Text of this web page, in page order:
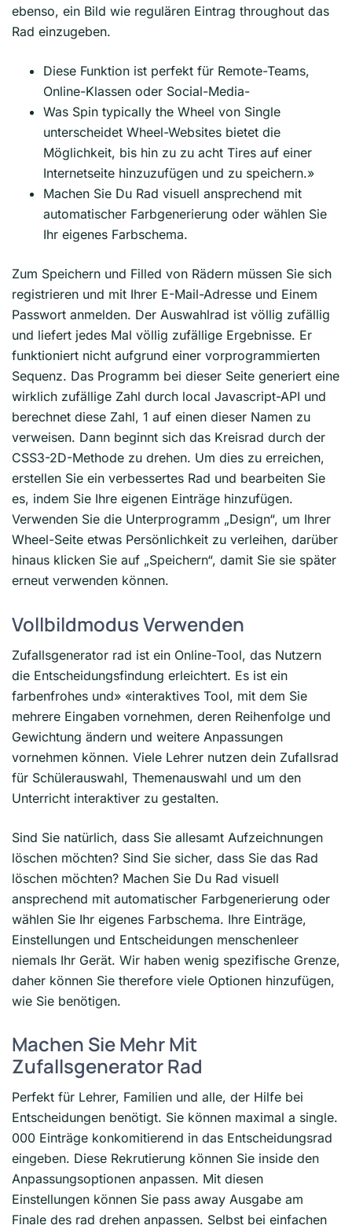
ebenso, ein Bild wie regulären Eintrag throughout das
Rad einzugeben.
Diese Funktion ist perfekt für Remote-Teams,
Online-Klassen oder Social-Media-
Was Spin typically the Wheel von Single
unterscheidet Wheel-Websites bietet die
Möglichkeit, bis hin zu zu acht Tires auf einer
Internetseite hinzuzufügen und zu speichern.»
Machen Sie Du Rad visuell ansprechend mit
automatischer Farbgenerierung oder wählen Sie
Ihr eigenes Farbschema.
Zum Speichern und Filled von Rädern müssen Sie sich
registrieren und mit Ihrer E-Mail-Adresse und Einem
Passwort anmelden. Der Auswahlrad ist völlig zufällig
und liefert jedes Mal völlig zufällige Ergebnisse. Er
funktioniert nicht aufgrund einer vorprogrammierten
Sequenz. Das Programm bei dieser Seite generiert eine
wirklich zufällige Zahl durch local Javascript-API und
berechnet diese Zahl, 1 auf einen dieser Namen zu
verweisen. Dann beginnt sich das Kreisrad durch der
CSS3-2D-Methode zu drehen. Um dies zu erreichen,
erstellen Sie ein verbessertes Rad und bearbeiten Sie
es, indem Sie Ihre eigenen Einträge hinzufügen.
Verwenden Sie die Unterprogramm „Design“, um Ihrer
Wheel-Seite etwas Persönlichkeit zu verleihen, darüber
hinaus klicken Sie auf „Speichern“, damit Sie sie später
erneut verwenden können.
Vollbildmodus Verwenden
Zufallsgenerator rad ist ein Online-Tool, das Nutzern
die Entscheidungsfindung erleichtert. Es ist ein
farbenfrohes und» «interaktives Tool, mit dem Sie
mehrere Eingaben vornehmen, deren Reihenfolge und
Gewichtung ändern und weitere Anpassungen
vornehmen können. Viele Lehrer nutzen dein Zufallsrad
für Schülerauswahl, Themenauswahl und um den
Unterricht interaktiver zu gestalten.
Sind Sie natürlich, dass Sie allesamt Aufzeichnungen
löschen möchten? Sind Sie sicher, dass Sie das Rad
löschen möchten? Machen Sie Du Rad visuell
ansprechend mit automatischer Farbgenerierung oder
wählen Sie Ihr eigenes Farbschema. Ihre Einträge,
Einstellungen und Entscheidungen menschenleer
niemals Ihr Gerät. Wir haben wenig spezifische Grenze,
daher können Sie therefore viele Optionen hinzufügen,
wie Sie benötigen.
Machen Sie Mehr Mit
Zufallsgenerator Rad
Perfekt für Lehrer, Familien und alle, der Hilfe bei
Entscheidungen benötigt. Sie können maximal a single.
000 Einträge konkomitierend in das Entscheidungsrad
eingeben. Diese Rekrutierung können Sie inside den
Anpassungsoptionen anpassen. Mit diesen
Einstellungen können Sie pass away Ausgabe am
Finale des rad drehen anpassen. Selbst bei einfachen